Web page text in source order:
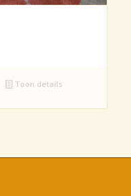
Toon details